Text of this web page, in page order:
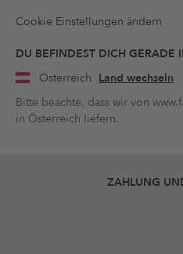
Cookie Einstellungen ändern
DU BEFINDEST DICH GERADE
Österreich Land wechseln
Bitte beachte, dass wir von
in Österreich liefern.
ZAHLUNG